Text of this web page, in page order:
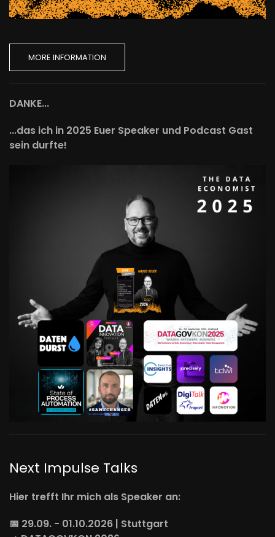
MORE INFORMATION
DANKE...
...das ich in 2025 Euer Speaker und Podcast Gast
sein durfte!
Next Impulse Talks
Hier trefft Ihr mich als Speaker an:
📅 29.09. - 01.10.2026 | Stuttgart